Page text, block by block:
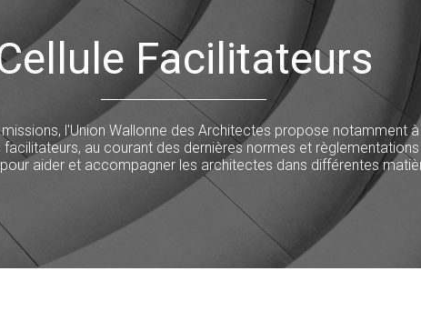
Facilitateurs
l'Union Wallonne des Architectes propose notamment
au courant des dernières normes et règlementations
aider et accompagner les architectes dans différentes